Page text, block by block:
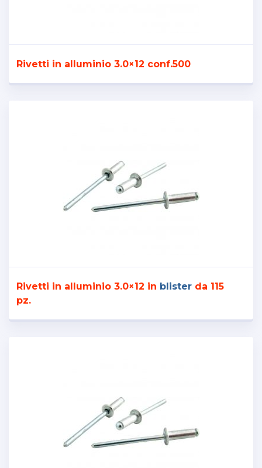
Rivetti in alluminio 3.0×12 conf.500
Rivetti in alluminio 3.0×12 in blisterda 115
pz.